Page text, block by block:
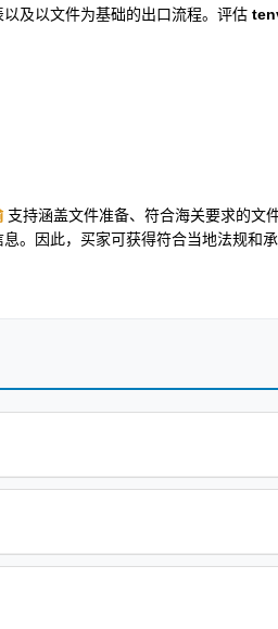
及以文件为基础的出口流程。评估
支持涵盖文件准备、符合海关要求的文
。因此，买家可获得符合当地法规和